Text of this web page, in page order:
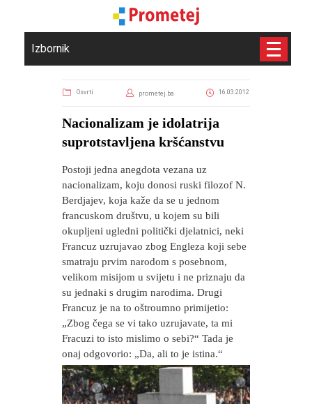
Izbornik
Osvrti prometej.ba 16.03.2012
Nacionalizam je idolatrija
suprotstavljena kršćanstvu
Postoji jedna anegdota vezana uz
nacionalizam, koju donosi ruski filozof N.
Berdjajev, koja kaže da se u jednom
francuskom društvu, u kojem su bili
okupljeni ugledni politički djelatnici, neki
Francuz uzrujavao zbog Engleza koji sebe
smatraju prvim narodom s posebnom,
velikom misijom u svijetu i ne priznaju da
su jednaki s drugim narodima. Drugi
Francuz je na to oštroumno primijetio:
„Zbog čega se vi tako uzrujavate, ta mi
Fracuzi to isto mislimo o sebi?“ Tada je
onaj odgovorio: „Da, ali to je istina.“